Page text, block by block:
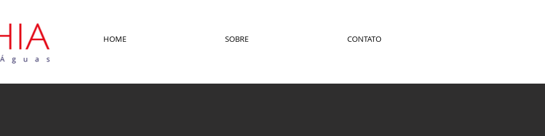
HOME SOBRE CONTATO